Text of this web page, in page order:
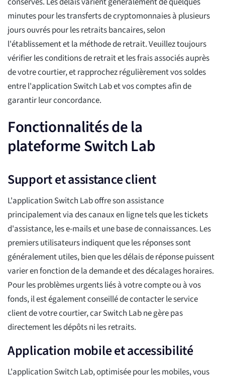
minutes pour les transferts de cryptomonnaies à plusieurs
jours ouvrés pour les retraits bancaires, selon
l'établissement et la méthode de retrait. Veuillez toujours
vérifier les conditions de retrait et les frais associés auprès
de votre courtier, et rapprochez régulièrement vos soldes
entre l'application Switch Lab et vos comptes afin de
garantir leur concordance.
Fonctionnalités de la
plateforme Switch Lab
Support et assistance client
L'application Switch Lab offre son assistance
principalement via des canaux en ligne tels que les tickets
d'assistance, les e-mails et une base de connaissances. Les
premiers utilisateurs indiquent que les réponses sont
généralement utiles, bien que les délais de réponse puissent
varier en fonction de la demande et des décalages horaires.
Pour les problèmes urgents liés à votre compte ou à vos
fonds, il est également conseillé de contacter le service
client de votre courtier, car Switch Lab ne gère pas
directement les dépôts ni les retraits.
Application mobile et accessibilité
L'application Switch Lab, optimisée pour les mobiles, vous